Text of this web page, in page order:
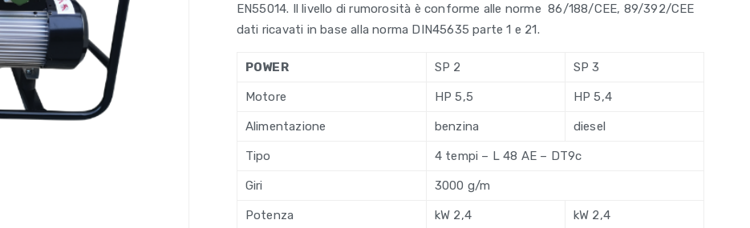
EN55014. Il livello di rumorosità è conforme alle norme 86/188/CEE, 89/392/CEE
dati ricavati in base alla norma DIN45635 parte 1 e 21.
POWER SP 2 SP 3
Motore HP 5,5 HP 5,4
Alimentazione benzina diesel
Tipo 4 tempi – L 48 AE – DT9c
Giri 3000 g/m
Potenza kW 2,4 kW 2,4